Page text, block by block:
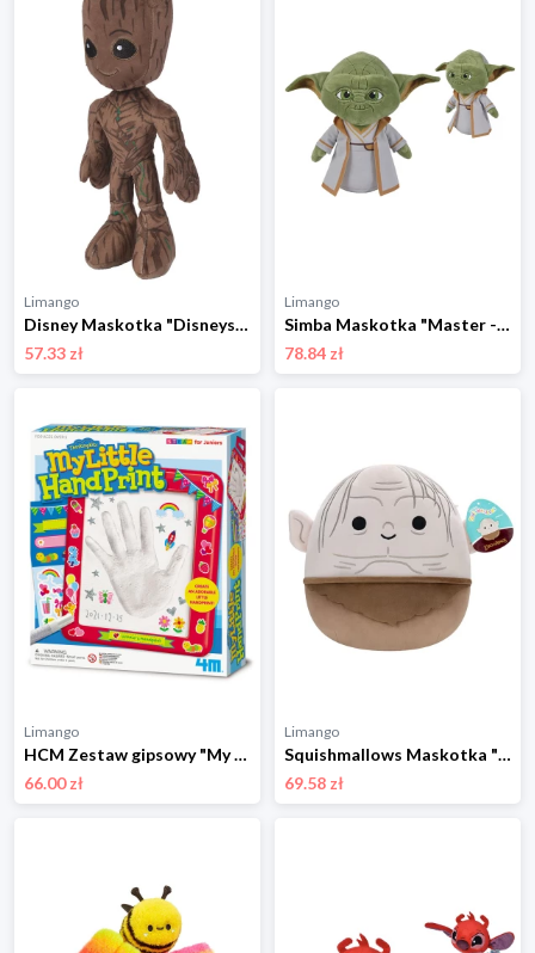
Limango
Disney Maskotka "Disneys Marvel Groot" - 0+ rozmiar: onesize
57.33 zł
Limango
Simba Maskotka "Master - Disney Young Jedi Adventures" - 0+ rozmiar: onesize
78.84 zł
Limango
HCM Zestaw gipsowy "My Little Handprint" - 5+ rozmiar: onesize
66.00 zł
Limango
Squishmallows Maskotka "Gollum" w kolorze beżowo-jasnobrązowym - 3+ rozmiar: onesize
69.58 zł